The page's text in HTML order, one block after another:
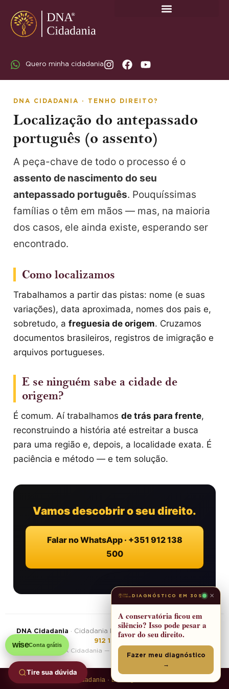
Quero minha cidadania
DNA CIDADANIA · TENHO DIREITO?
Localização do antepassado
português (o assento)
A peça-chave de todo o processo é o
assento de nascimento do seu
antepassado português. Pouquíssimas
famílias o têm em mãos — mas, na maioria
dos casos, ele ainda existe, esperando ser
encontrado.
Como localizamos
Trabalhamos a partir das pistas: nome (e suas
variações), data aproximada, nomes dos pais e,
sobretudo, a freguesia de origem. Cruzamos
documentos brasileiros, registros de imigração e
arquivos portugueses.
E se ninguém sabe a cidade de
origem?
É comum. Aí trabalhamos de trás para frente,
reconstruindo a história até estreitar a busca
para uma região e, depois, a localidade exata. É
paciência e método — e tem solução.
Vamos descobrir o seu direito.
Falar no WhatsApp · +351 912 138
500
DNA Cidadania · Cidadania Portuguesa ·
WhatsApp +351
912 138 500
© DNA Cidadania — Cidadania Portuguesa
DNA Cidadania · DNAsign
DIAGNÓSTICO EM 30S ×
A conservatória ficou em
silêncio? Isso pode pesar a
favor do seu direito.
Fazer meu diagnóstico
→
wiseConta grátis
Tire sua dúvida